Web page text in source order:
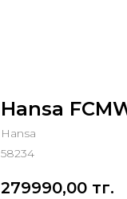
Hansa
Hansa
58234
279990,00 тг.